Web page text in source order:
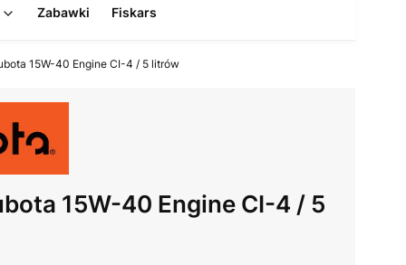
Zabawki Fiskars
15W-40 Engine CI-4 / 5 litrów
15W-40 Engine CI-4 / 5